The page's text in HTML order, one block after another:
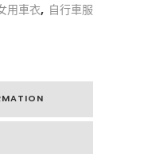
用車衣, 自行車服